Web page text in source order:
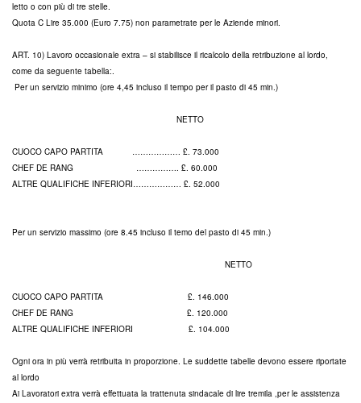
letto o con più di tre stelle.
Quota C Lire 35.000 (Euro 7.75) non parametrate per le Aziende minori.
ART. 10) Lavoro occasionale extra – si stabilisce il ricalcolo della retribuzione al lordo,
come da seguente tabella:.
Per un servizio minimo (ore 4,45 incluso il tempo per il pasto di 45 min.)
NETTO
CUOCO CAPO PARTITA ……………… £. 73.000
CHEF DE RANG ……………. £. 60.000
ALTRE QUALIFICHE INFERIORI……………… £. 52.000
Per un servizio massimo (ore 8.45 incluso il temo del pasto di 45 min.)
NETTO
CUOCO CAPO PARTITA £. 146.000
CHEF DE RANG £. 120.000
ALTRE QUALIFICHE INFERIORI £. 104.000
Ogni ora in più verrà retribuita in proporzione. Le suddette tabelle devono essere riportate
al lordo
Ai Lavoratori extra verrà effettuata la trattenuta sindacale di lire tremila ,per le assistenza